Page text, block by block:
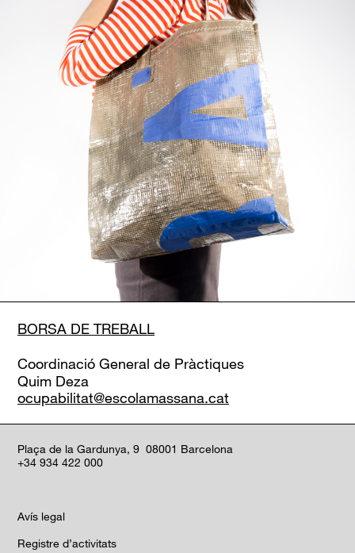
BORSA DE TREBALL
Coordinació General de Pràctiques
Quim Deza
ocupabilitat@escolamassana.cat
Plaça de la Gardunya, 9 08001 Barcelona
+34 934 422 000
Avís legal
Registre d’activitats